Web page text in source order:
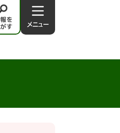
メ
ニ
－